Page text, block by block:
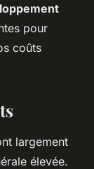
pour
coûts
largement
élevée.